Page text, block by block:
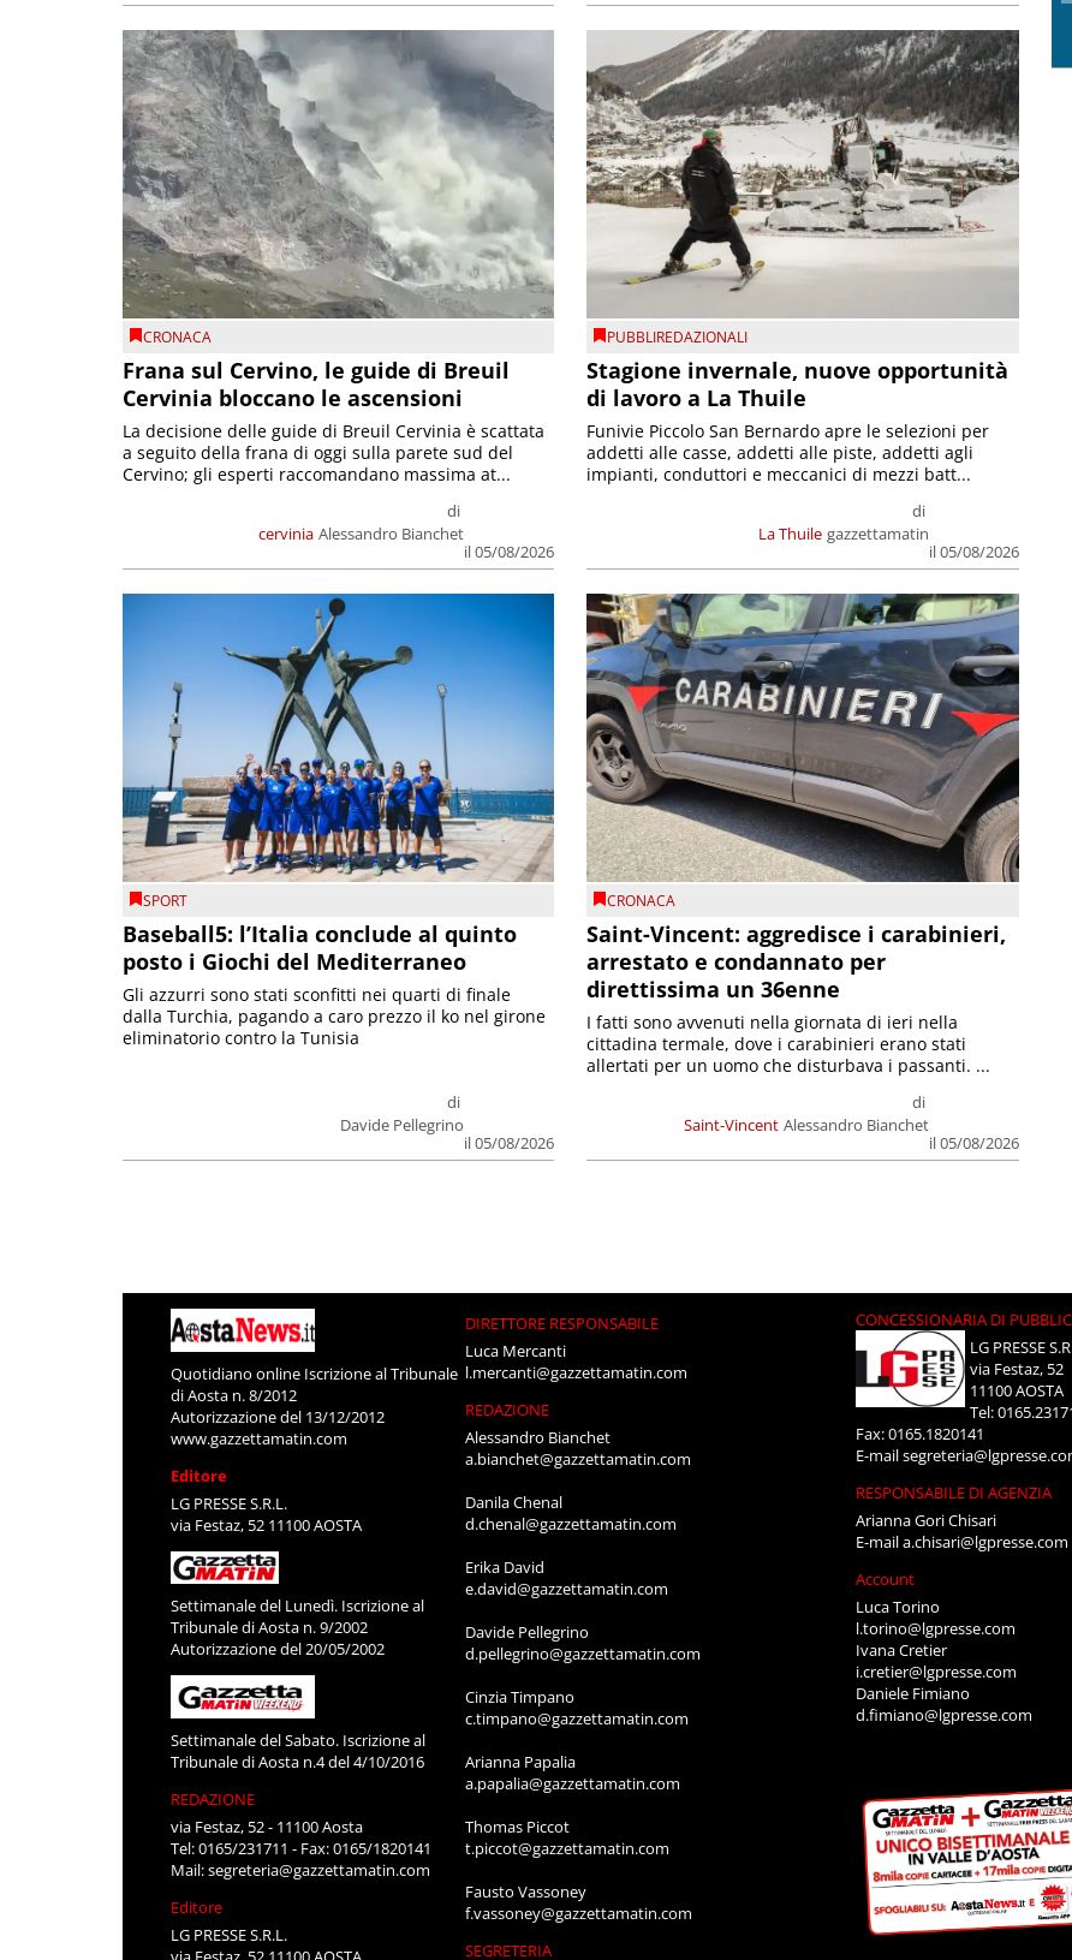
CRONACA
Frana sul Cervino, le guide di Breuil
Cervinia bloccano le ascensioni
cervinia
di
Alessandro Bianchet
il 05/08/2026
La decisione delle guide di Breuil Cervinia è scattata
a seguito della frana di oggi sulla parete sud del
Cervino; gli esperti raccomandano massima at...
PUBBLIREDAZIONALI
Stagione invernale, nuove opportunità
di lavoro a La Thuile
La Thuile
di
gazzettamatin
il 05/08/2026
Funivie Piccolo San Bernardo apre le selezioni per
addetti alle casse, addetti alle piste, addetti agli
impianti, conduttori e meccanici di mezzi batt...
SPORT
Baseball5: l’Italia conclude al quinto
posto i Giochi del Mediterraneo
di
Davide Pellegrino
il 05/08/2026
Gli azzurri sono stati sconfitti nei quarti di finale
dalla Turchia, pagando a caro prezzo il ko nel girone
eliminatorio contro la Tunisia
CRONACA
Saint-Vincent: aggredisce i carabinieri,
arrestato e condannato per
direttissima un 36enne
Saint-Vincent
di
Alessandro Bianchet
il 05/08/2026
I fatti sono avvenuti nella giornata di ieri nella
cittadina termale, dove i carabinieri erano stati
allertati per un uomo che disturbava i passanti. ...
Quotidiano online Iscrizione al Tribunale
di Aosta n. 8/2012
www.gazzettamatin.com
Editore
LG PRESSE S.R.L.
via Festaz, 52 11100 AOSTA
Settimanale del Lunedì. Iscrizione al
Tribunale di Aosta n. 9/2002
DIRETTORE RESPONSABILE
Luca Mercanti
REDAZIONE
a.bianchet@gazzettamatin.com
d.chenal@gazzettamatin.com
e.david@gazzettamatin.com
d.pellegrino@gazzettamatin.com
Cinzia Timpano
11100 AOSTA
Fax: 0165.1820141
E-mailsegreteria@lgpresse.com
a.chisari@lgpresse.com
Account
Luca Torino
l.torino@lgpresse.com
Ivana Cretier
i.cretier@lgpresse.com
Daniele Fimiano